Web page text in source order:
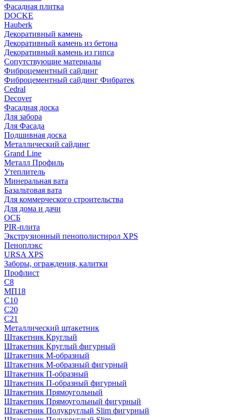
Фасадная плитка
DOCKE
Hauberk
Декоративный камень
Декоративный камень из бетона
Декоративный камень из гипса
Сопутствующие материалы
Фиброцементный сайдинг
Фиброцементный сайдинг Фибратек
Cedral
Decover
Фасадная доска
Для забора
Для Фасада
Подшивная доска
Металлический сайдинг
Grand Line
Металл Профиль
Утеплитель
Минеральная вата
Базальтовая вата
Для коммерческого строительства
Для дома и дачи
ОСБ
PIR-плита
Экструзионный пенополистирол XPS
Пеноплэкс
URSA XPS
Заборы, ограждения, калитки
Профлист
С8
МП18
С10
С20
С21
Металлический штакетник
Штакетник Круглый
Штакетник Круглый фигурный
Штакетник М-образный
Штакетник М-образный фигурный
Штакетник П-образный
Штакетник П-образный фигурный
Штакетник Прямоугольный
Штакетник Прямоугольный фигурный
Штакетник Полукруглый Slim фигурный